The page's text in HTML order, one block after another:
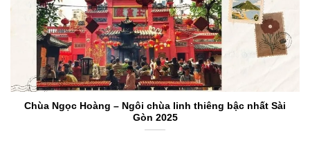
Chùa Ngọc Hoàng – Ngôi chùa linh thiêng bậc nhất Sài
Gòn 2025